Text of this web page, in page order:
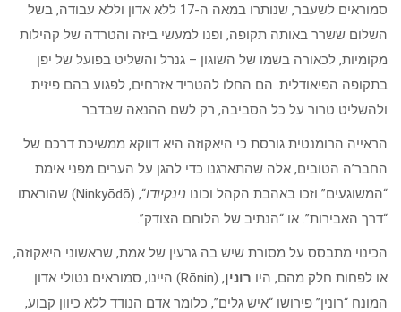
סמוראים לשעבר, שנותרו במאה ה-17 ללא אדון וללא עבודה, בשל
השלום ששרר באותה תקופה, ופנו למעשי ביזה והטרדה של קהילות
מקומיות, לכאורה בשמו של השוגון – גנרל והשליט בפועל של יפן
בתקופה הפיאודלית. הם החלו להטריד אזרחים, לפגוע בהם פיזית
ולהשליט טרור על כל הסביבה, רק לשם ההנאה שבדבר.
הראייה הרומנטית גורסת כי היאקוזה היא דווקא ממשיכת דרכם של
החבר’ה הטובים, אלה שהתארגנו כדי להגן על הערים מפני אימת
“המשוגעים” וזכו באהבת הקהל וכונו נינקיודו
“, (Ninkyōdō) שהוראתו
“דרך האבירות”. או “הנתיב של הלוחם הצודק”.
הכינוי מתבסס על מסורת שיש בה גרעין של אמת, שראשוני היאקוזה,
או לפחות חלק מהם, היו רונין
, (Rōnin) היינו, סמוראים נטולי אדון.
המונח “רונין” פירושו “איש גלים”, כלומר אדם הנודד ללא כיוון קבוע,